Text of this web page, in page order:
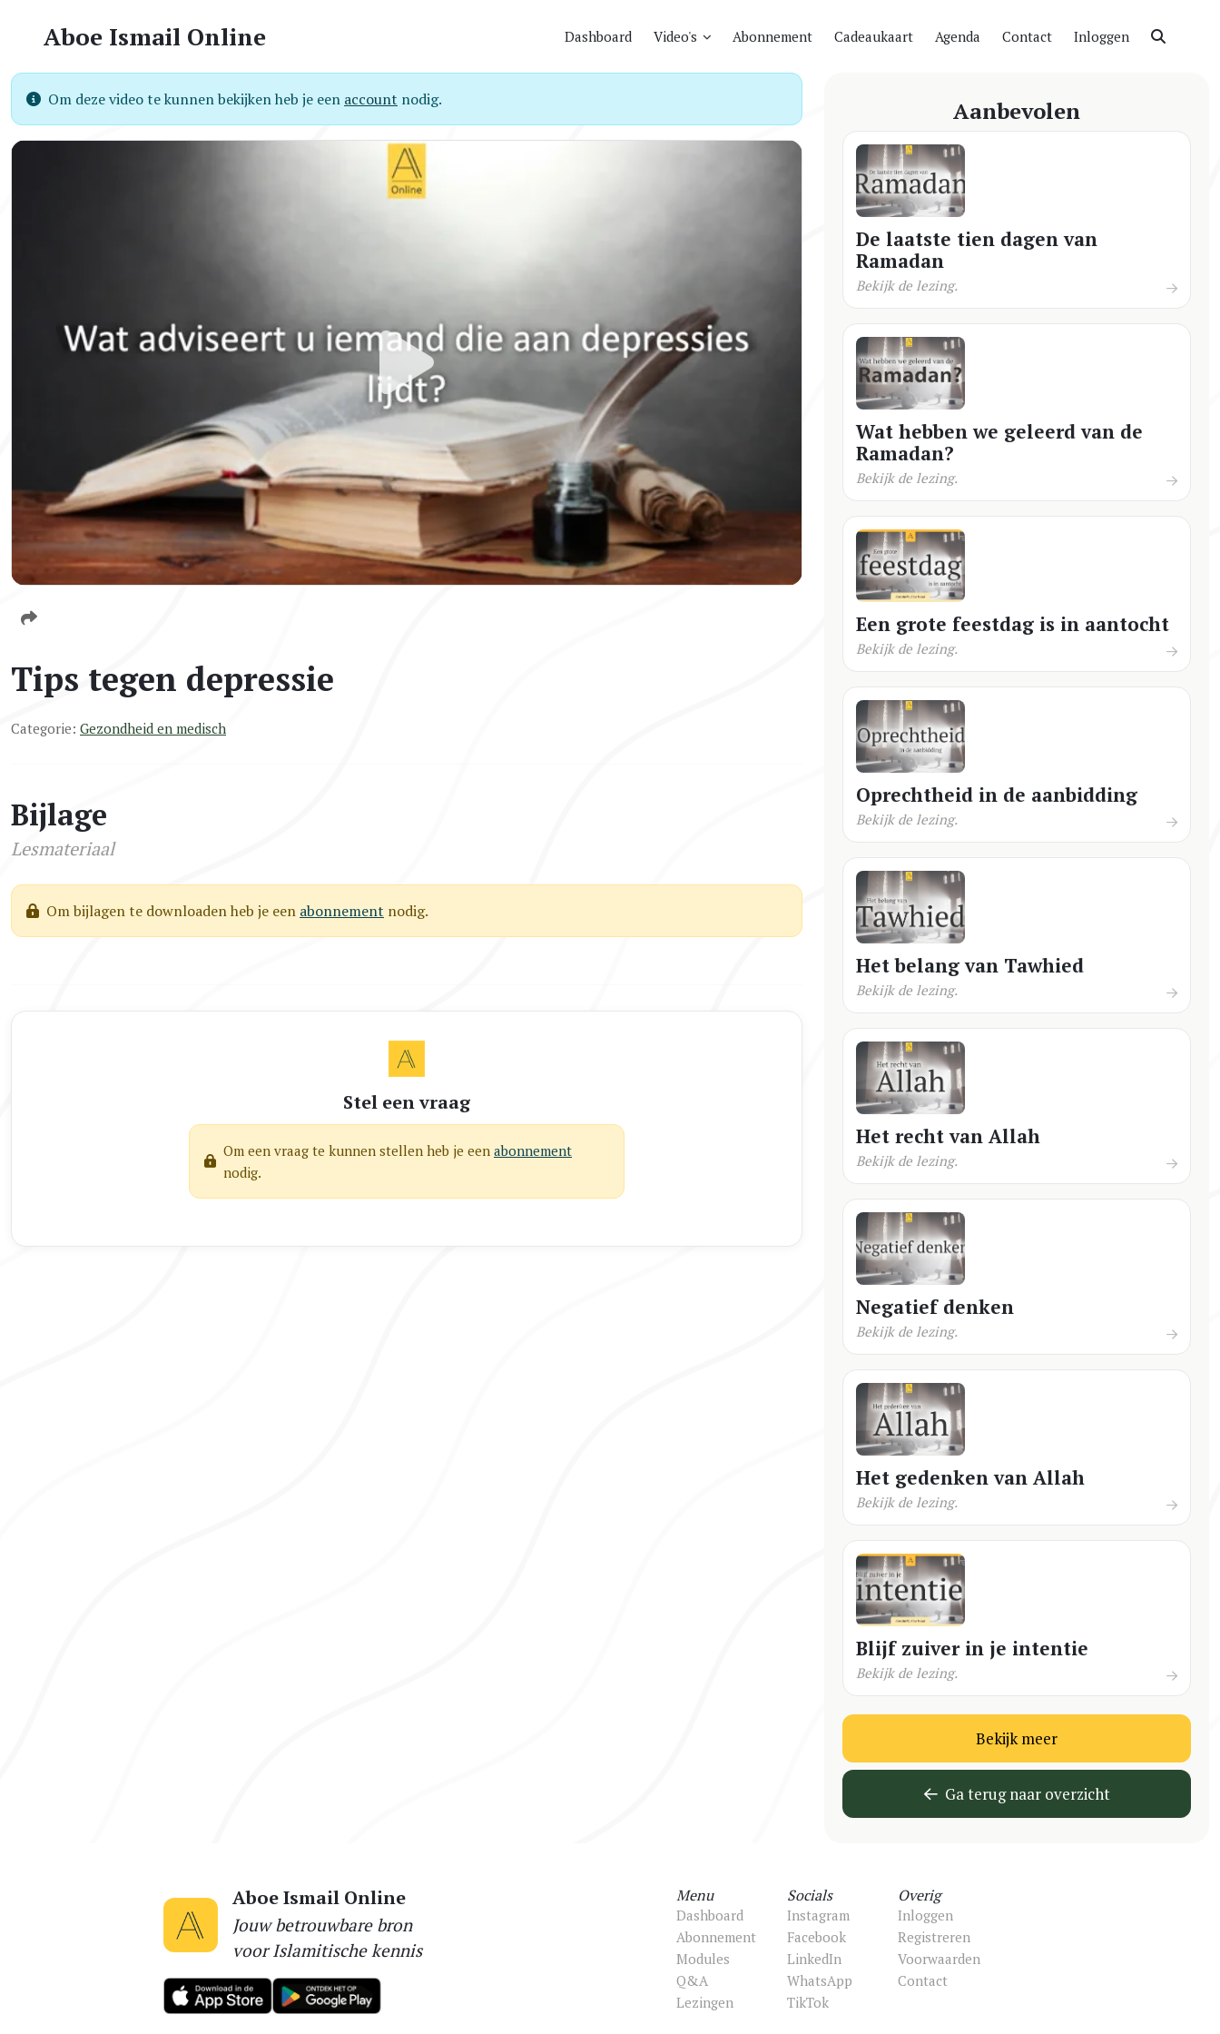
Aboe Ismail Online Dashboard Video's Abonnement Cadeaukaart Agenda Contact Inloggen
Om deze video te kunnen bekijken heb je een account nodig.
Tips tegen depressie
Categorie: Gezondheid en medisch
Bijlage
Lesmateriaal
Om bijlagen te downloaden heb je een abonnement nodig.
Stel een vraag
Om een vraag te kunnen stellen heb je een abonnement
nodig.
Aanbevolen
De laatste tien dagen van
Ramadan
Bekijk de lezing.
Wat hebben we geleerd van de
Ramadan?
Bekijk de lezing.
Een grote feestdag is in aantocht
Bekijk de lezing.
Oprechtheid in de aanbidding
Bekijk de lezing.
Het belang van Tawhied
Bekijk de lezing.
Het recht van Allah
Bekijk de lezing.
Negatief denken
Bekijk de lezing.
Het gedenken van Allah
Bekijk de lezing.
Blijf zuiver in je intentie
Bekijk de lezing.
Bekijk meer
Ga terug naar overzicht
Aboe Ismail Online
Jouw betrouwbare bron
voor Islamitische kennis
Menu
Dashboard
Abonnement
Modules
Q&A
Lezingen
Socials
Instagram
Facebook
LinkedIn
WhatsApp
TikTok
Overig
Inloggen
Registreren
Voorwaarden
Contact